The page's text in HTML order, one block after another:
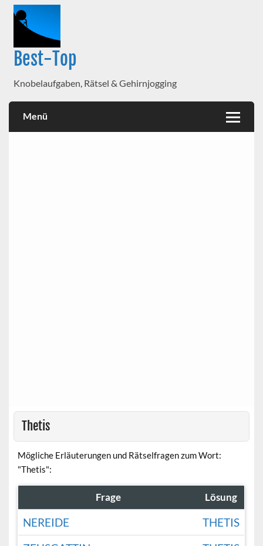
Best-Top
Knobelaufgaben, Rätsel & Gehirnjogging
Menü
Thetis
Mögliche Erläuterungen und Rätselfragen zum Wort:
"Thetis":
Frage Lösung
NEREIDE
THETIS